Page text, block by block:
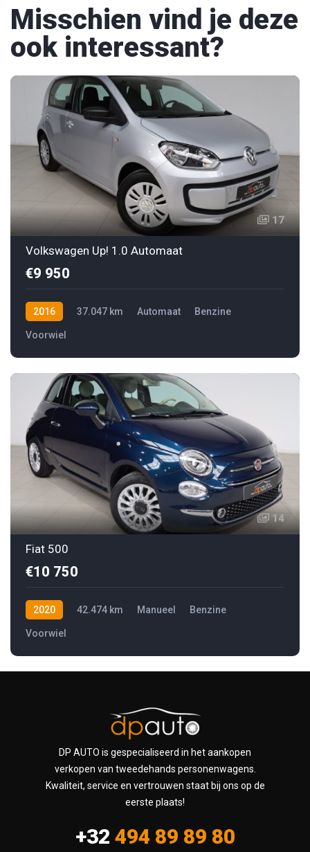
Misschien vind je deze
ook interessant?
17
Volkswagen Up! 1.0 Automaat
€9 950
2016 37.047 km Automaat Benzine
Voorwiel
14
Fiat 500
€10 750
2020 42.474 km Manueel Benzine
Voorwiel
DP AUTO is gespecialiseerd in het aankopen
verkopen van tweedehands personenwagens.
Kwaliteit, service en vertrouwen staat bij ons op de
eerste plaats!
+32 494 89 89 80